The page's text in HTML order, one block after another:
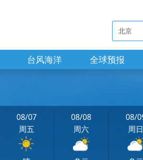
台风海洋 全球预报
08/07
周五
08/08
周六
08/
周日